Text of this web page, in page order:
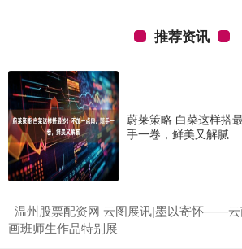
推荐资讯
蔚莱策略 白菜这样搭
手一卷，鲜美又解腻
温州股票配资网 云图展讯|墨以寄怀——云
画班师生作品特别展